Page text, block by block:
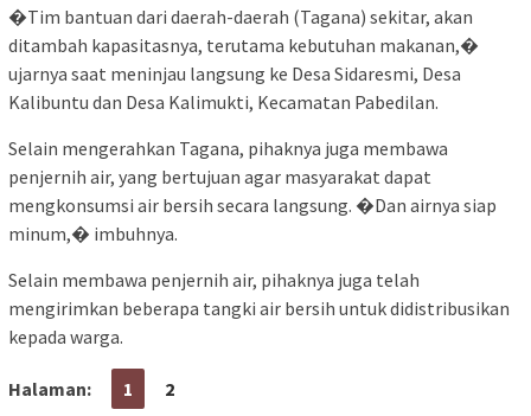
�Tim bantuan dari daerah-daerah (Tagana) sekitar, akan
ditambah kapasitasnya, terutama kebutuhan makanan,�
ujarnya saat meninjau langsung ke Desa Sidaresmi, Desa
Kalibuntu dan Desa Kalimukti, Kecamatan Pabedilan.
Selain mengerahkan Tagana, pihaknya juga membawa
penjernih air, yang bertujuan agar masyarakat dapat
mengkonsumsi air bersih secara langsung. �Dan airnya siap
minum,� imbuhnya.
Selain membawa penjernih air, pihaknya juga telah
mengirimkan beberapa tangki air bersih untuk didistribusikan
kepada warga.
Halaman: 1 2